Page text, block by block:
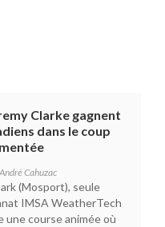
Clarke gagnent
dans le coup
André Cahuzac
(Mosport), seule
IMSA WeatherTech
une course animée où